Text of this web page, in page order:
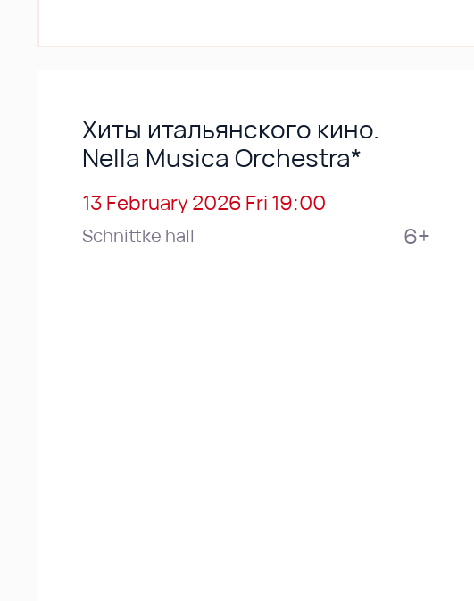
Хиты итальянского кино.
Nella Musica Orchestra*
13 February 2026 Fri 19:00
Schnittke hall 6+